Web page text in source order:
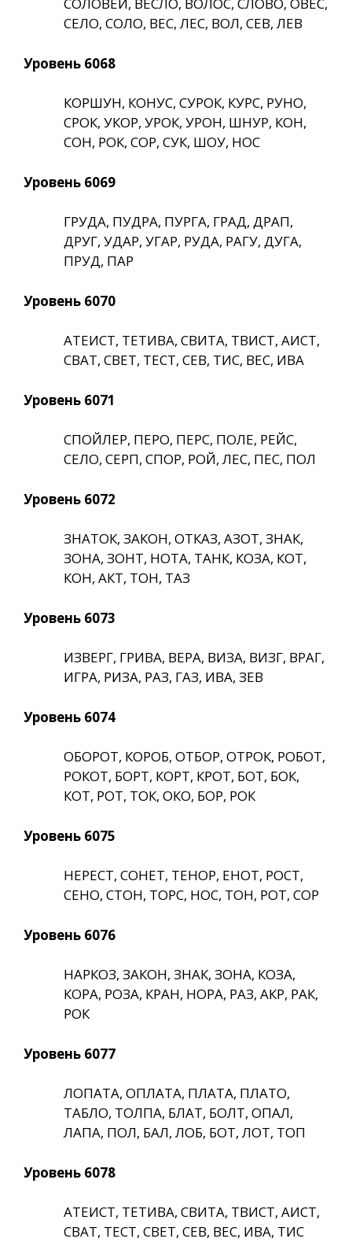
СЕЛО, СОЛО, ВЕС, ЛЕС, ВОЛ, СЕВ, ЛЕВ
Уровень 6068
КОРШУН, КОНУС, СУРОК, КУРС, РУНО,
СРОК, УКОР, УРОК, УРОН, ШНУР, КОН,
СОН, РОК, СОР, СУК, ШОУ, НОС
Уровень 6069
ГРУДА, ПУДРА, ПУРГА, ГРАД, ДРАП,
ДРУГ, УДАР, УГАР, РУДА, РАГУ, ДУГА,
ПРУД, ПАР
Уровень 6070
АТЕИСТ, ТЕТИВА, СВИТА, ТВИСТ, АИСТ,
СВАТ, СВЕТ, ТЕСТ, СЕВ, ТИС, ВЕС, ИВА
Уровень 6071
СПОЙЛЕР, ПЕРО, ПЕРС, ПОЛЕ, РЕЙС,
СЕЛО, СЕРП, СПОР, РОЙ, ЛЕС, ПЕС, ПОЛ
Уровень 6072
ЗНАТОК, ЗАКОН, ОТКАЗ, АЗОТ, ЗНАК,
ЗОНА, ЗОНТ, НОТА, ТАНК, КОЗА, КОТ,
КОН, АКТ, ТОН, ТАЗ
Уровень 6073
ИЗВЕРГ, ГРИВА, ВЕРА, ВИЗА, ВИЗГ, ВРАГ,
ИГРА, РИЗА, РАЗ, ГАЗ, ИВА, ЗЕВ
Уровень 6074
ОБОРОТ, КОРОБ, ОТБОР, ОТРОК, РОБОТ,
РОКОТ, БОРТ, КОРТ, КРОТ, БОТ, БОК,
КОТ, РОТ, ТОК, ОКО, БОР, РОК
Уровень 6075
НЕРЕСТ, СОНЕТ, ТЕНОР, ЕНОТ, РОСТ,
СЕНО, СТОН, ТОРС, НОС, ТОН, РОТ, СОР
Уровень 6076
НАРКОЗ, ЗАКОН, ЗНАК, ЗОНА, КОЗА,
КОРА, РОЗА, КРАН, НОРА, РАЗ, АКР, РАК,
РОК
Уровень 6077
ЛОПАТА, ОПЛАТА, ПЛАТА, ПЛАТО,
ТАБЛО, ТОЛПА, БЛАТ, БОЛТ, ОПАЛ,
ЛАПА, ПОЛ, БАЛ, ЛОБ, БОТ, ЛОТ, ТОП
Уровень 6078
АТЕИСТ, ТЕТИВА, СВИТА, ТВИСТ, АИСТ,
СВАТ, ТЕСТ, СВЕТ, СЕВ, ВЕС, ИВА, ТИС